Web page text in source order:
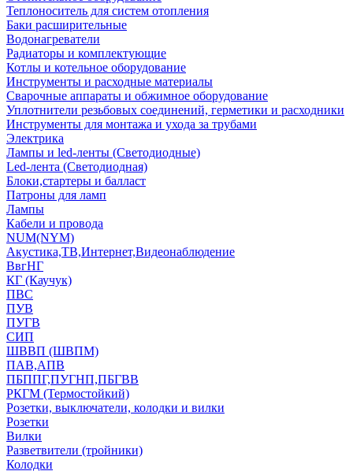
Теплоноситель для систем отопления
Баки расширительные
Водонагреватели
Радиаторы и комплектующие
Котлы и котельное оборудование
Инструменты и расходные материалы
Сварочные аппараты и обжимное оборудование
Уплотнители резьбовых соединений, герметики и расходники
Инструменты для монтажа и ухода за трубами
Электрика
Лампы и led-ленты (Светодиодные)
Led-лента (Светодиодная)
Блоки,стартеры и балласт
Патроны для ламп
Лампы
Кабели и провода
NUM(NYM)
Акустика,ТВ,Интернет,Видеонаблюдение
ВвгНГ
КГ (Каучук)
ПВС
ПУВ
ПУГВ
СИП
ШВВП (ШВПМ)
ПАВ,АПВ
ПБППГ,ПУГНП,ПБГВВ
РКГМ (Термостойкий)
Розетки, выключатели, колодки и вилки
Розетки
Вилки
Разветвители (тройники)
Колодки